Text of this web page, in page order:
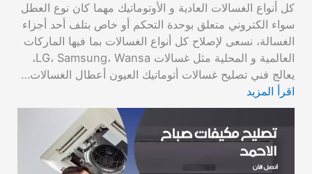
كل أنواع الغسالات العادية و الأوتوماتيك مهما كان نوع العطل
سواء الكتروني متعلق بوحدة التحكم أو خاص بتلف أحد أجزاء
الغسالة، نسعى لإصلاح كل أنواع الغسالات بما فيها الماركات
العالمية و المحلية مثل غسالات LG، Samsung، Wansa،
يعالج فني تصليح غسالات أتوماتيك العيون أعطال الغسالات…
اقرأ المزيد